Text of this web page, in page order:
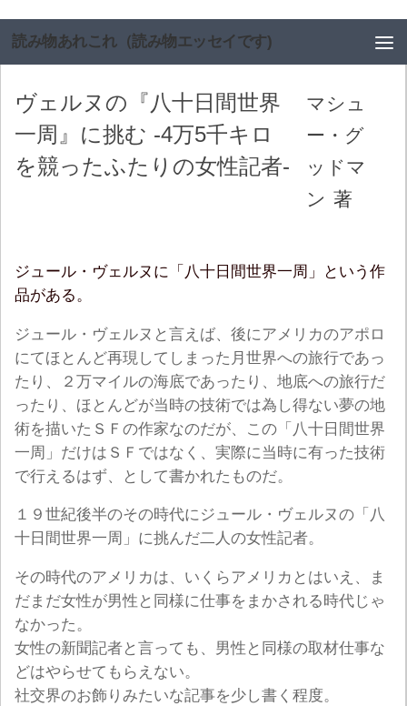
読み物あれこれ（読み物エッセイです)
ヴェルヌの『八十日間世界
一周』に挑む -4万5千キロ
を競ったふたりの女性記者-
マシュ
ー・グ
ッドマ
ン 著
ジュール・ヴェルヌに「八十日間世界一周」という作
品がある。
ジュール・ヴェルヌと言えば、後にアメリカのアポロ
にてほとんど再現してしまった月世界への旅行であっ
たり、２万マイルの海底であったり、地底への旅行だ
ったり、ほとんどが当時の技術では為し得ない夢の地
術を描いたＳＦの作家なのだが、この「八十日間世界
一周」だけはＳＦではなく、実際に当時に有った技術
で行えるはず、として書かれたものだ。
１９世紀後半のその時代にジュール・ヴェルヌの「八
十日間世界一周」に挑んだ二人の女性記者。
その時代のアメリカは、いくらアメリカとはいえ、ま
だまだ女性が男性と同様に仕事をまかされる時代じゃ
なかった。
女性の新聞記者と言っても、男性と同様の取材仕事な
どはやらせてもらえない。
社交界のお飾りみたいな記事を少し書く程度。